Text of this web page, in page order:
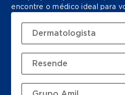
encontre o médico ideal para